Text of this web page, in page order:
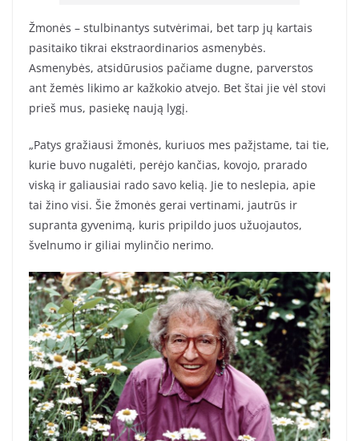
Žmonės – stulbinantys sutvėrimai, bet tarp jų kartais
pasitaiko tikrai ekstraordinarios asmenybės.
Asmenybės, atsidūrusios pačiame dugne, parverstos
ant žemės likimo ar kažkokio atvejo. Bet štai jie vėl stovi
prieš mus, pasiekę naują lygį.
„Patys gražiausi žmonės, kuriuos mes pažįstame, tai tie,
kurie buvo nugalėti, perėjo kančias, kovojo, prarado
viską ir galiausiai rado savo kelią. Jie to neslepia, apie
tai žino visi. Šie žmonės gerai vertinami, jautrūs ir
supranta gyvenimą, kuris pripildo juos užuojautos,
švelnumo ir giliai mylinčio nerimo.